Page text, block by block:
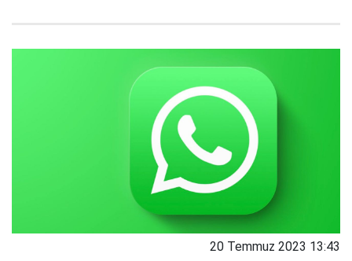
20 Temmuz 2023 13:43